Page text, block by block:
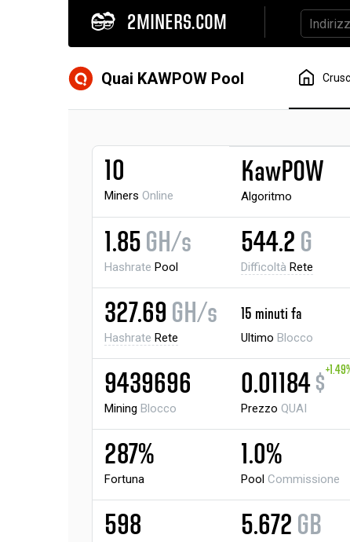
2MINERS.COM
Quai KAWPOW Pool
10
Miners Online
KawPOW
Algoritmo
1.85 GH/s
Hashrate Pool
544.2 G
Difficoltà Rete
327.69 GH/s
Hashrate Rete
15 minuti fa
Ultimo Blocco
9439696
Mining Blocco
0.01184$
Prezzo QUAI
287%
Fortuna
1.0%
Pool Commissione
598 5.672 GB